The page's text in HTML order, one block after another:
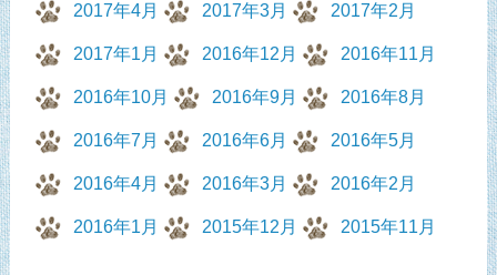
2017年4月 2017年3月 2017年2月
2017年1月 2016年12月 2016年11月
2016年10月 2016年9月 2016年8月
2016年7月 2016年6月 2016年5月
2016年4月 2016年3月 2016年2月
2016年1月 2015年12月 2015年11月